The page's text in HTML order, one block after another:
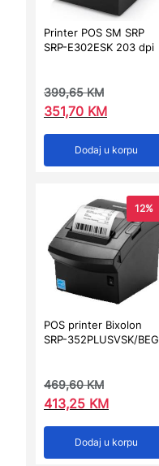
Printer POS SM SRP
SRP-E302ESK 203 dpi
399,65KM
351,70 KM
Dodaj u korpu
12%
POS printer Bixolon
SRP-352PLUSVSK/BEG
469,60KM
413,25 KM
Dodaj u korpu